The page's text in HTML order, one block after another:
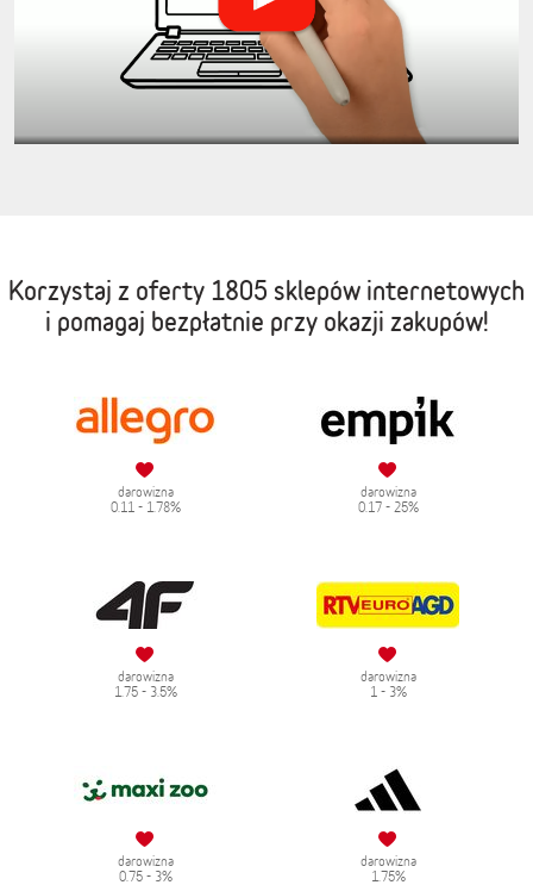
Korzystaj z oferty 1805 sklepów internetowych
i pomagaj bezpłatnie przy okazji zakupów!
darowizna
0.11 - 1.78%
darowizna
0.17 - 25%
darowizna
1.75 - 3.5%
darowizna
1 - 3%
darowizna
0.75 - 3%
darowizna
1.75%